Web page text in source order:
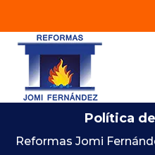
Política
Reformas Jomi